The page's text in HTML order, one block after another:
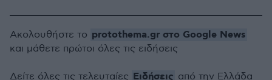
Ακολουθήστε το protothema.gr στο Google News
και μάθετε πρώτοι όλες τις ειδήσεις
Δείτε όλες τις τελευταίες Ειδήσεις από την Ελλάδα